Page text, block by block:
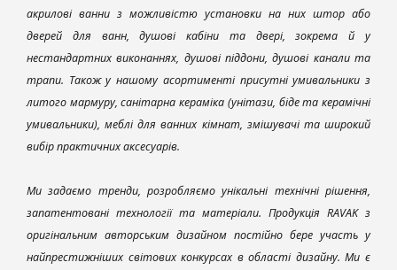
акрилові ванни з можливістю установки на них штор або
дверей для ванн, душові кабіни та двері, зокрема й у
нестандартних виконаннях, душові піддони, душові канали та
трапи. Також у нашому асортименті присутні умивальники з
литого мармуру, санітарна кераміка (унітази, біде та керамічні
умивальники), меблі для ванних кімнат, змішувачі та широкий
вибір практичних аксесуарів.
Ми задаємо тренди, розробляємо унікальні технічні рішення,
запатентовані технології та матеріали. Продукція RAVAK з
оригінальним авторським дизайном постійно бере участь у
найпрестижніших світових конкурсах в області дизайну. Ми є